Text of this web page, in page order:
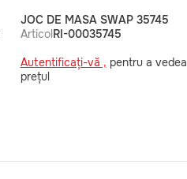
JOC DE MASA SWAP 35745
Articol RI-00035745
Autentificați-vă , pentru a vedea
prețul